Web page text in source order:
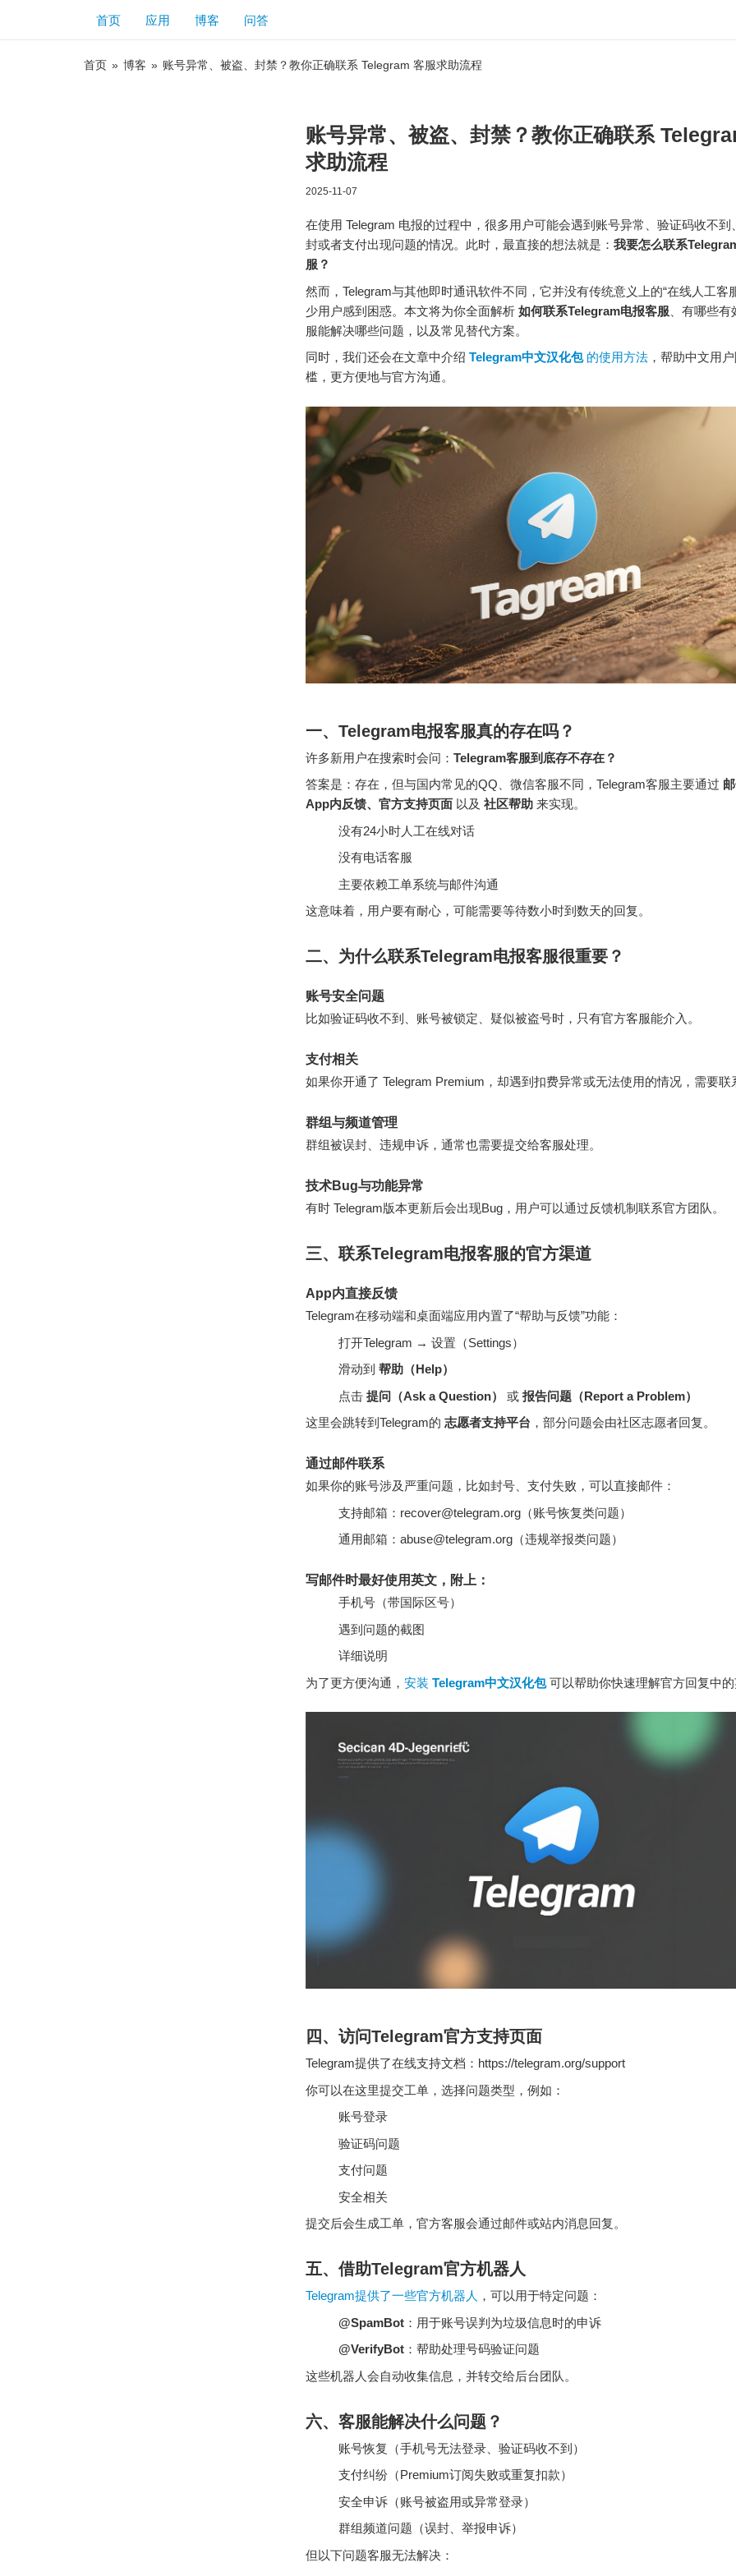
首页 应用 博客 问答
首页 » 博客 » 账号异常、被盗、封禁？教你正确联系 Telegram 客服求助流程
账号异常、被盗、封禁？教你正确联系
求助流程
2025-11-07
在使用 Telegram 电报的过程中，很多用户可能会遇到账号异常、验证码收不到
封或者支付出现问题的情况。此时，最直接的想法就是： 我要怎么联系
服？
然而，Telegram与其他即时通讯软件不同，它并没有传统意义上的“在线人工客
少用户感到困惑。本文将为你全面解析 如何联系Telegram电报客服 、有哪些
服能解决哪些问题，以及常见替代方案。
同时，我们还会在文章中介绍 Telegram中文汉化包的使用方法 ，帮助中文用
槛，更方便地与官方沟通。
一、Telegram电报客服真的存在吗？
许多新用户在搜索时会问： Telegram客服到底存不存在？
答案是：存在，但与国内常见的QQ、微信客服不同，Telegram客服主要通过
App内反馈、官方支持页面 以及 社区帮助 来实现。
没有24小时人工在线对话
没有电话客服
主要依赖工单系统与邮件沟通
这意味着，用户要有耐心，可能需要等待数小时到数天的回复。
二、为什么联系Telegram电报客服很重要？
账号安全问题
比如验证码收不到、账号被锁定、疑似被盗号时，只有官方客服能介入。
支付相关
如果你开通了 Telegram Premium，却遇到扣费异常或无法使用的情况，需要联
群组与频道管理
群组被误封、违规申诉，通常也需要提交给客服处理。
技术Bug与功能异常
有时 Telegram版本更新后会出现Bug，用户可以通过反馈机制联系官方团队。
三、联系Telegram电报客服的官方渠道
App内直接反馈
Telegram在移动端和桌面端应用内置了“帮助与反馈”功能：
打开Telegram → 设置（Settings）
滑动到 帮助（Help）
点击 提问（Ask a Question） 或 报告问题（Report a Problem）
这里会跳转到Telegram的 志愿者支持平台 ，部分问题会由社区志愿者回复。
通过邮件联系
如果你的账号涉及严重问题，比如封号、支付失败，可以直接邮件：
支持邮箱： recover@telegram.org （账号恢复类问题）
通用邮箱： abuse@telegram.org （违规举报类问题）
写邮件时最好使用英文，附上：
手机号（带国际区号）
遇到问题的截图
详细说明
为了更方便沟通， 安装 Telegram中文汉化包可以帮助你快速理解官方回复中的
四、访问Telegram官方支持页面
Telegram提供了在线支持文档：https://telegram.org/support
你可以在这里提交工单，选择问题类型，例如：
账号登录
验证码问题
支付问题
安全相关
提交后会生成工单，官方客服会通过邮件或站内消息回复。
五、借助Telegram官方机器人
Telegram提供了一些官方机器人 ，可以用于特定问题：
@SpamBot ：用于账号误判为垃圾信息时的申诉
@VerifyBot ：帮助处理号码验证问题
这些机器人会自动收集信息，并转交给后台团队。
六、客服能解决什么问题？
账号恢复（手机号无法登录、验证码收不到）
支付纠纷（Premium订阅失败或重复扣款）
安全申诉（账号被盗用或异常登录）
群组频道问题（误封、举报申诉）
但以下问题客服无法解决：